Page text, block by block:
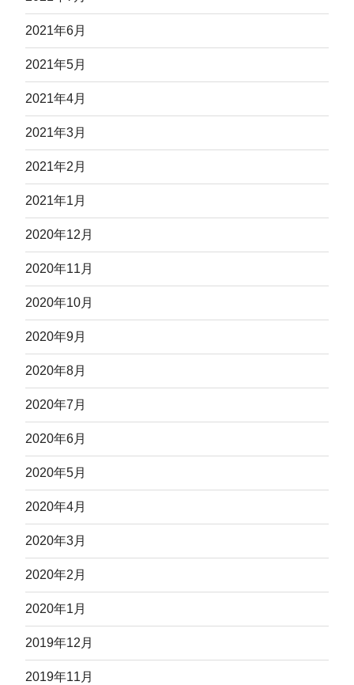
2021年6月
2021年5月
2021年4月
2021年3月
2021年2月
2021年1月
2020年12月
2020年11月
2020年10月
2020年9月
2020年8月
2020年7月
2020年6月
2020年5月
2020年4月
2020年3月
2020年2月
2020年1月
2019年12月
2019年11月